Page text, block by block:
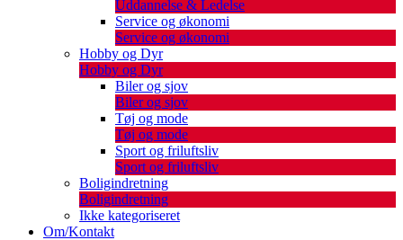
Uddannelse & Ledelse
Service og økonomi
Service og økonomi
Hobby og Dyr
Hobby og Dyr
Biler og sjov
Biler og sjov
Tøj og mode
Tøj og mode
Sport og friluftsliv
Sport og friluftsliv
Boligindretning
Boligindretning
Ikke kategoriseret
Om/Kontakt